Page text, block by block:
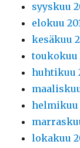
syyskuu
elokuu
kesäkuu
toukokuu
huhtikuu
helmikuu
lokakuu